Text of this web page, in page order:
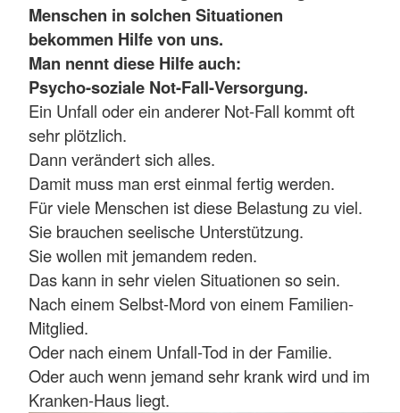
Menschen in solchen Situationen
bekommen Hilfe von uns.
Man nennt diese Hilfe auch:
Psycho-soziale Not-Fall-Versorgung.
Ein Unfall oder ein anderer Not-Fall kommt oft
sehr plötzlich.
Dann verändert sich alles.
Damit muss man erst einmal fertig werden.
Für viele Menschen ist diese Belastung zu viel.
Sie brauchen seelische Unterstützung.
Sie wollen mit jemandem reden.
Das kann in sehr vielen Situationen so sein.
Nach einem Selbst-Mord von einem Familien-
Mitglied.
Oder nach einem Unfall-Tod in der Familie.
Oder auch wenn jemand sehr krank wird und im
Kranken-Haus liegt.